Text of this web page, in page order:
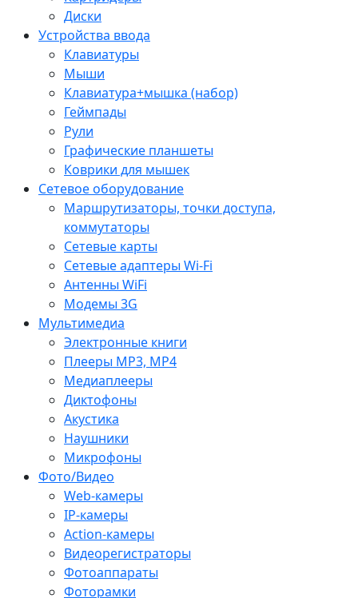
Диски
Устройства ввода
Клавиатуры
Мыши
Клавиатура+мышка (набор)
Геймпады
Рули
Графические планшеты
Коврики для мышек
Сетевое оборудование
Маршрутизаторы, точки доступа,
коммутаторы
Сетевые карты
Сетевые адаптеры Wi-Fi
Антенны WiFi
Модемы 3G
Мультимедиа
Электронные книги
Плееры MP3, MP4
Медиаплееры
Диктофоны
Акустика
Наушники
Микрофоны
Фото/Видео
Web-камеры
IP-камеры
Action-камеры
Видеорегистраторы
Фотоаппараты
Фоторамки